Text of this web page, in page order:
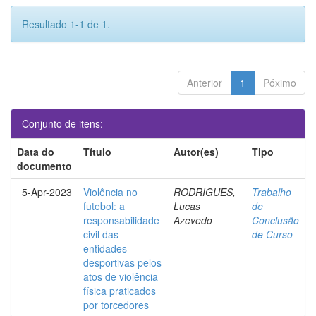
Resultado 1-1 de 1.
Anterior 1 Póximo
Conjunto de itens:
Data do
documento
Título Autor(es) Tipo
5-Apr-2023
Violência no
futebol: a
responsabilidade
civil das
entidades
desportivas pelos
atos de violência
física praticados
por torcedores
RODRIGUES,
Lucas
Azevedo
Trabalho
de
Conclusão
de Curso